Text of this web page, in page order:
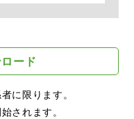
ード
に限ります。
されます。